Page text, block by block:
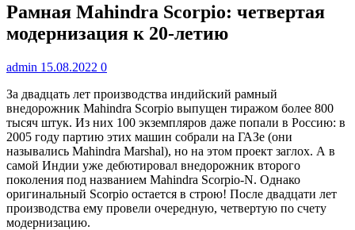
Рамная Mahindra Scorpio: четвертая
модернизация к 20-летию
admin 15.08.2022 0
За двадцать лет производства индийский рамный
внедорожник Mahindra Scorpio выпущен тиражом более 800
тысяч штук. Из них 100 экземпляров даже попали в Россию: в
2005 году партию этих машин собрали на ГАЗе (они
назывались Mahindra Marshal), но на этом проект заглох. А в
самой Индии уже дебютировал внедорожник второго
поколения под названием Mahindra Scorpio-N. Однако
оригинальный Scorpio остается в строю! После двадцати лет
производства ему провели очередную, четвертую по счету
модернизацию.